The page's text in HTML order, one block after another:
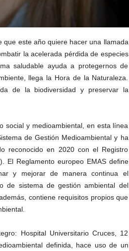
que este año quiere hacer una llamada
la acelerada pérdida de especies
saludable ayuda a protegernos de
llega la Hora de la Naturaleza.
de la biodiversidad y preservar la
social y medioambiental, en esta línea
de Gestión Medioambiental y ha
reconocido en 2020 con el Registro
El Reglamento europeo EMAS define
y mejorar de manera continua el
de sistema de gestión ambiental del
contiene requisitos propios que
Hospital Universitario Cruces, 12
definida, hace uso de un